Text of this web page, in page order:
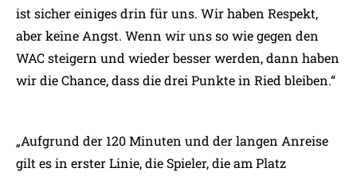
ist sicher einiges drin für uns. Wir haben Respekt,
aber keine Angst. Wenn wir uns so wie gegen den
WAC steigern und wieder besser werden, dann haben
wir die Chance, dass die drei Punkte in Ried bleiben.“
„Aufgrund der 120 Minuten und der langen Anreise
gilt es in erster Linie, die Spieler, die am Platz